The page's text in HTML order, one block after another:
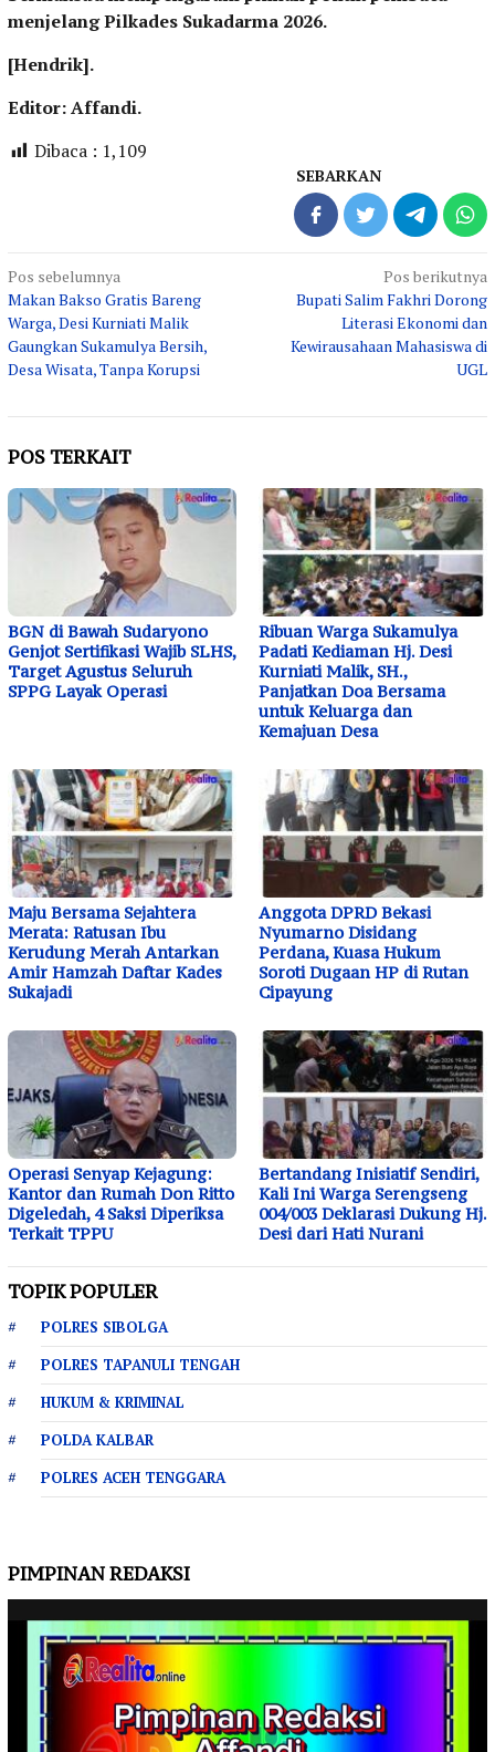
menjelang Pilkades Sukadarma 2026.
[Hendrik].
Editor: Affandi.
Dibaca : 1,109
SEBARKAN
Navigasi
pos
Pos sebelumnya
Makan Bakso Gratis Bareng
Warga, Desi Kurniati Malik
Gaungkan Sukamulya Bersih,
Desa Wisata, Tanpa Korupsi
Pos berikutnya
Bupati Salim Fakhri Dorong
Literasi Ekonomi dan
Kewirausahaan Mahasiswa di
UGL
POS TERKAIT
BGN di Bawah Sudaryono
Genjot Sertifikasi Wajib SLHS,
Target Agustus Seluruh
SPPG Layak Operasi
Ribuan Warga Sukamulya
Padati Kediaman Hj. Desi
Kurniati Malik, SH.,
Panjatkan Doa Bersama
untuk Keluarga dan
Kemajuan Desa
Maju Bersama Sejahtera
Merata: Ratusan Ibu
Kerudung Merah Antarkan
Amir Hamzah Daftar Kades
Sukajadi
Anggota DPRD Bekasi
Nyumarno Disidang
Perdana, Kuasa Hukum
Soroti Dugaan HP di Rutan
Cipayung
Operasi Senyap Kejagung:
Kantor dan Rumah Don Ritto
Digeledah, 4 Saksi Diperiksa
Terkait TPPU
Bertandang Inisiatif Sendiri,
Kali Ini Warga Serengseng
004/003 Deklarasi Dukung Hj.
Desi dari Hati Nurani
TOPIK POPULER
POLRES SIBOLGA
POLRES TAPANULI TENGAH
HUKUM & KRIMINAL
POLDA KALBAR
POLRES ACEH TENGGARA
PIMPINAN REDAKSI